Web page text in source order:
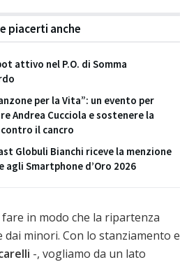
piacerti anche
attivo nel P.O. di Somma
per la Vita”: un evento per
Andrea Cucciola e sostenere la
il cancro
Globuli Bianchi riceve la menzione
agli Smartphone d’Oro 2026
in modo che la ripartenza
minori. Con lo stanziamento e
-, vogliamo da un lato